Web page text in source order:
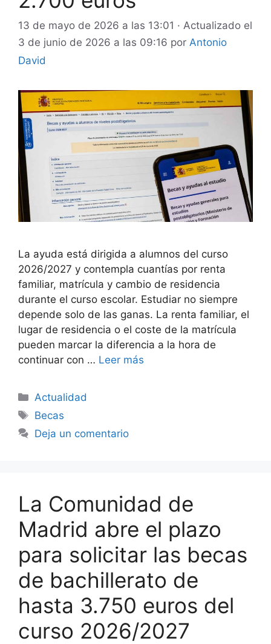
13 de mayo de 2026 a las 13:01 · Actualizado el
3 de junio de 2026 a las 09:16 por Antonio
David
La ayuda está dirigida a alumnos del curso
2026/2027 y contempla cuantías por renta
familiar, matrícula y cambio de residencia
durante el curso escolar. Estudiar no siempre
depende solo de las ganas. La renta familiar, el
lugar de residencia o el coste de la matrícula
pueden marcar la diferencia a la hora de
continuar con … Leer más
Categorías
Actualidad
Etiquetas
Becas
Deja un comentario
La Comunidad de
Madrid abre el plazo
para solicitar las becas
de bachillerato de
hasta 3.750 euros del
curso 2026/2027